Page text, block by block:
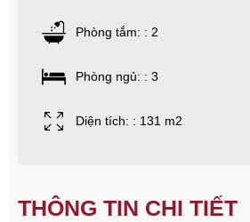
Phòng tắm: : 2
Phòng ngủ: : 3
Diện tích: : 131 m2
THÔNG TIN CHI TIẾT